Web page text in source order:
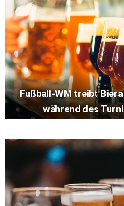
Fußball-WM treibt
während des